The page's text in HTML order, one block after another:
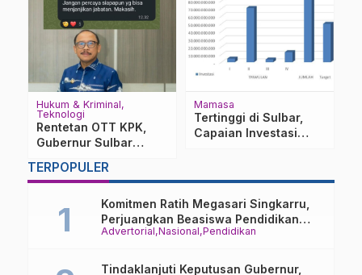
Hukum & Kriminal
Teknologi
Rentetan OTT KPK,
Gubernur Sulbar
Bisa Dibeli
Mamasa
Tertinggi di Sulbar,
Capaian Investasi
TERPOPULER
Advertorial Nasional Pendidikan
Komitmen Ratih Megasari Singkarru,
Perjuangkan Beasiswa Pendidikan
Dari PAUD Hingga Perguruan Tinggi
Tindaklanjuti Keputusan Gubernur,